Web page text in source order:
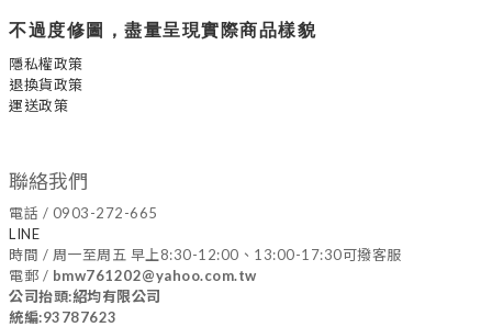
不過度修圖，盡量呈現實際商品樣貌
隱私權政策
退換貨政策
運送政策
聯絡我們
電話 / 0903-272-665
LINE
時間 / 周一至周五 早上8:30-12:00、13:00-17:30可撥客服
電郵 / bmw761202@yahoo.com.tw
公司抬頭:紹均有限公司
統編:93787623